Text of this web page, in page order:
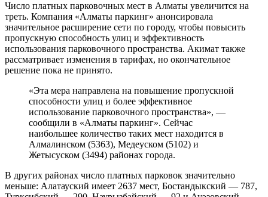
Число платных парковочных мест в Алматы увеличится на
треть. Компания «Алматы паркинг» анонсировала
значительное расширение сети по городу, чтобы повысить
пропускную способность улиц и эффективность
использования парковочного пространства. Акимат также
рассматривает изменения в тарифах, но окончательное
решение пока не принято.
«Эта мера направлена на повышение пропускной
способности улиц и более эффективное
использование парковочного пространства», —
сообщили в «Алматы паркинг». Сейчас
наибольшее количество таких мест находится в
Алмалинском (5363), Медеуском (5102) и
Жетысуском (3494) районах города.
В других районах число платных парковок значительно
меньше: Алатауский имеет 2637 мест, Бостандыкский — 787,